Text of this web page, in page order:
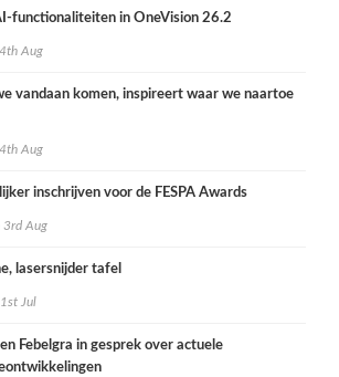
functionaliteiten in OneVision 26.2
Aug
vandaan komen, inspireert waar we naartoe
Aug
inschrijven voor de FESPA Awards
3rd Aug
lasersnijder tafel
Jul
Febelgra in gesprek over actuele